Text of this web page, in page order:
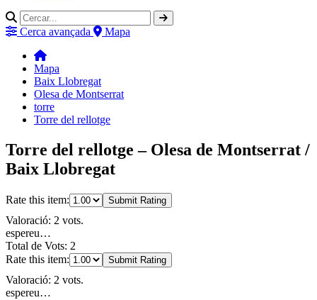
Cerca avançada Mapa
Mapa
Baix Llobregat
Olesa de Montserrat
torre
Torre del rellotge
Torre del rellotge – Olesa de Montserrat /
Baix Llobregat
Rate this item: Submit Rating
Valoració: 2 vots.
espereu…
Total de Vots: 2
Rate this item:
Submit Rating
Valoració: 2 vots.
espereu…